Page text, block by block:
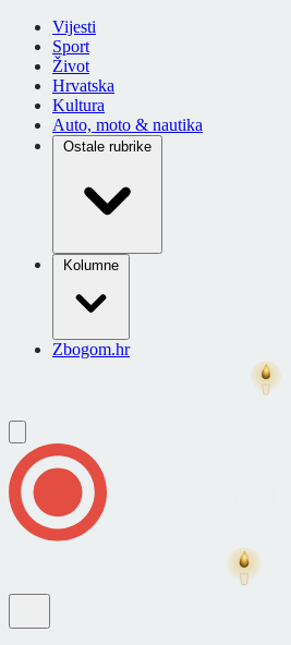
Vijesti
Sport
Život
Hrvatska
Kultura
Auto, moto & nautika
Ostale rubrike
Kolumne
Zbogom.hr